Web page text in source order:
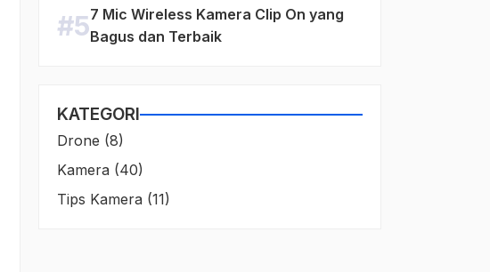
7 Mic Wireless Kamera Clip On yang
Bagus dan Terbaik
KATEGORI
Drone (8)
Kamera (40)
Tips Kamera (11)